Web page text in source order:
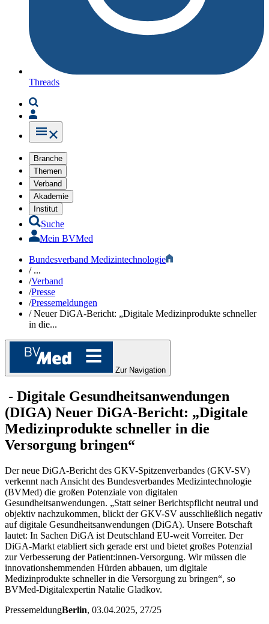
Threads
Branche
Themen
Verband
Akademie
Institut
Suche
Mein BVMed
Bundesverband Medizintechnologie
/...
/Verband
/Presse
/Pressemeldungen
/Neuer DiGA-Bericht: „Digitale Medizinprodukte schneller
in die...
Zur Navigation
- Digitale Gesundheitsanwendungen
(DIGA) Neuer DiGA-Bericht: „Digitale
Medizinprodukte schneller in die
Versorgung bringen“
Der neue DiGA-Bericht des GKV-Spitzenverbandes (GKV-SV)
verkennt nach Ansicht des Bundesverbandes Medizintechnologie
(BVMed) die großen Potenziale von digitalen
Gesundheitsanwendungen. „Statt seiner Berichtspflicht neutral und
objektiv nachzukommen, blickt der GKV-SV ausschließlich negativ
auf digitale Gesundheitsanwendungen (DiGA). Unsere Botschaft
lautet: In Sachen DiGA ist Deutschland EU-weit Vorreiter. Der
DiGA-Markt etabliert sich gerade erst und bietet großes Potenzial
zur Verbesserung der Patient:innen-Versorgung. Wir müssen die
innovationshemmenden Hürden abbauen, um digitale
Medizinprodukte schneller in die Versorgung zu bringen“, so
BVMed-Digitalexpertin Natalie Gladkov.
PressemeldungBerlin, 03.04.2025, 27/25